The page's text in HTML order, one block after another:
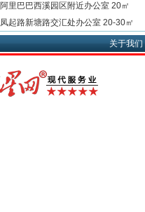
阿里巴巴西溪园区附近办公室 20㎡
凤起路新塘路交汇处办公室 20-30㎡
关于我们